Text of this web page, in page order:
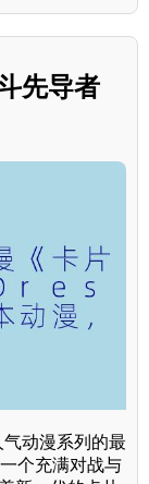
先导者
气动漫系列的最
个充满对战与